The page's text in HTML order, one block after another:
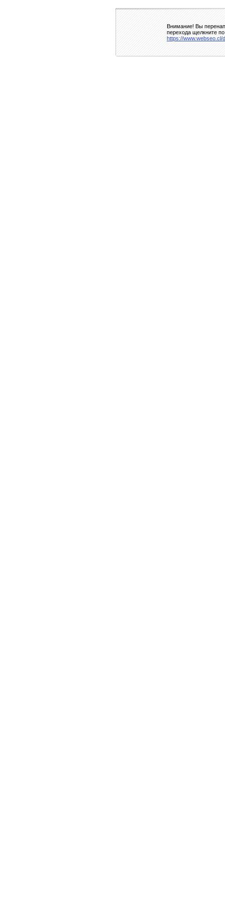
Внимание! Вы
перехода щелкните
https://www.webseo.cl/